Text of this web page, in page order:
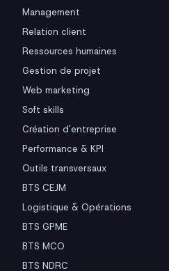
Management
Relation client
Ressources humaines
Gestion de projet
Web marketing
Soft skills
Création d'entreprise
Performance & KPI
Outils transversaux
BTS CEJM
Logistique & Opérations
BTS GPME
BTS MCO
BTS NDRC